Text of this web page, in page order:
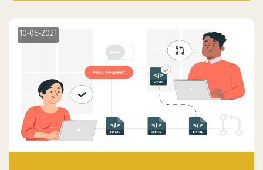
10-06-2021